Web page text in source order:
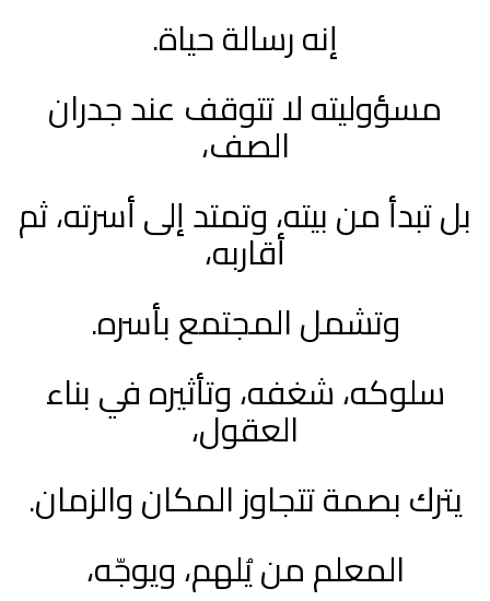
إنه رسالة حياة.
مسؤوليته لا تتوقف عند جدران
الصف،
بل تبدأ من بيته، وتمتد إلى أسرته، ثم
أقاربه،
وتشمل المجتمع بأسره.
سلوكه، شغفه، وتأثيره في بناء
العقول،
يترك بصمة تتجاوز المكان والزمان.
المعلم من يُلهم، ويوجّه،